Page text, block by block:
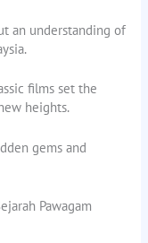
an understanding of
films set the
heights.
gems and
Pawagam